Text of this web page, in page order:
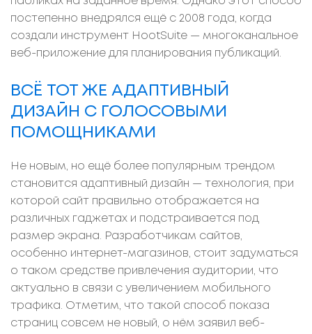
постепенно внедрялся ещё с 2008 года, когда
создали инструмент HootSuite — многоканальное
веб-приложение для планирования публикаций.
ВСЁ ТОТ ЖЕ АДАПТИВНЫЙ
ДИЗАЙН С ГОЛОСОВЫМИ
ПОМОЩНИКАМИ
Не новым, но ещё более популярным трендом
становится адаптивный дизайн — технология, при
которой сайт правильно отображается на
различных гаджетах и подстраивается под
размер экрана. Разработчикам сайтов,
особенно интернет-магазинов, стоит задуматься
о таком средстве привлечения аудитории, что
актуально в связи с увеличением мобильного
трафика. Отметим, что такой способ показа
страниц совсем не новый, о нём заявил веб-